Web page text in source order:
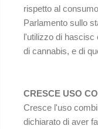
rispetto al
Parlamento sullo
l'utilizzo di hascisc
di cannabis, e di
CRESCE USO
Cresce l'uso
dichiarato di aver